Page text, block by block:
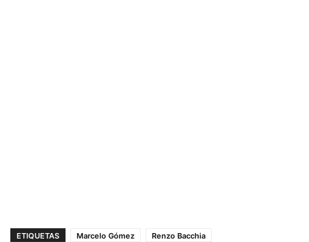
ETIQUETAS Marcelo Gómez
Renzo Bacchia